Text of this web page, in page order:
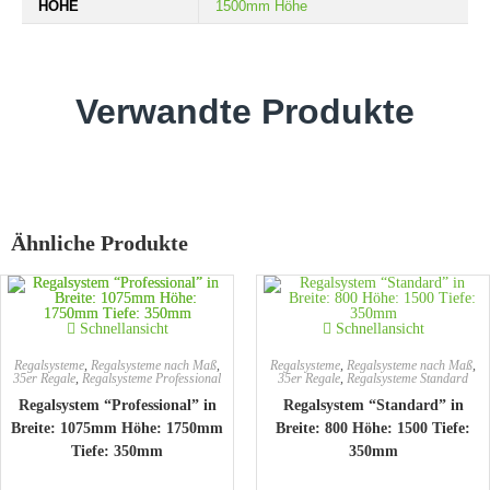
HÖHE 1500mm Höhe
Verwandte Produkte
Ähnliche Produkte
Schnellansicht
Regalsysteme, Regalsysteme nach Maß,
35er Regale, Regalsysteme Professional
Regalsystem “Professional” in
Breite: 1075mm Höhe: 1750mm
Tiefe: 350mm
Schnellansicht
Regalsysteme, Regalsysteme nach Maß,
35er Regale, Regalsysteme Standard
Regalsystem “Standard” in
Breite: 800 Höhe: 1500 Tiefe:
350mm